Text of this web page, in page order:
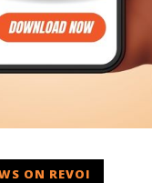
ON REVOI